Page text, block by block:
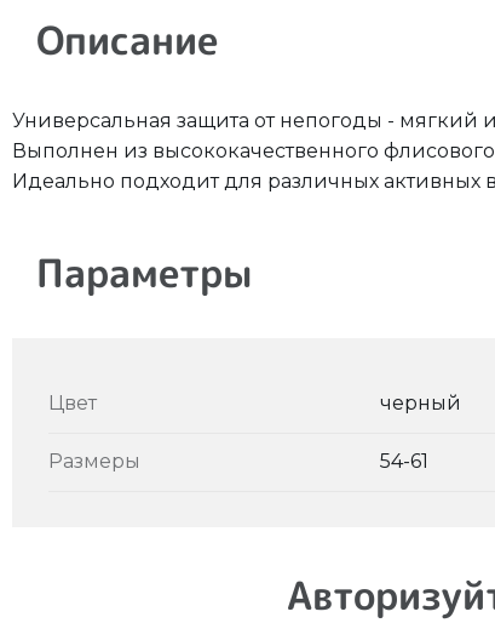
Описание
Универсальная защита от непогоды - мягкий
Выполнен из высококачественного
Идеально подходит для различных активных
Параметры
Цвет черный
Размеры 54-61